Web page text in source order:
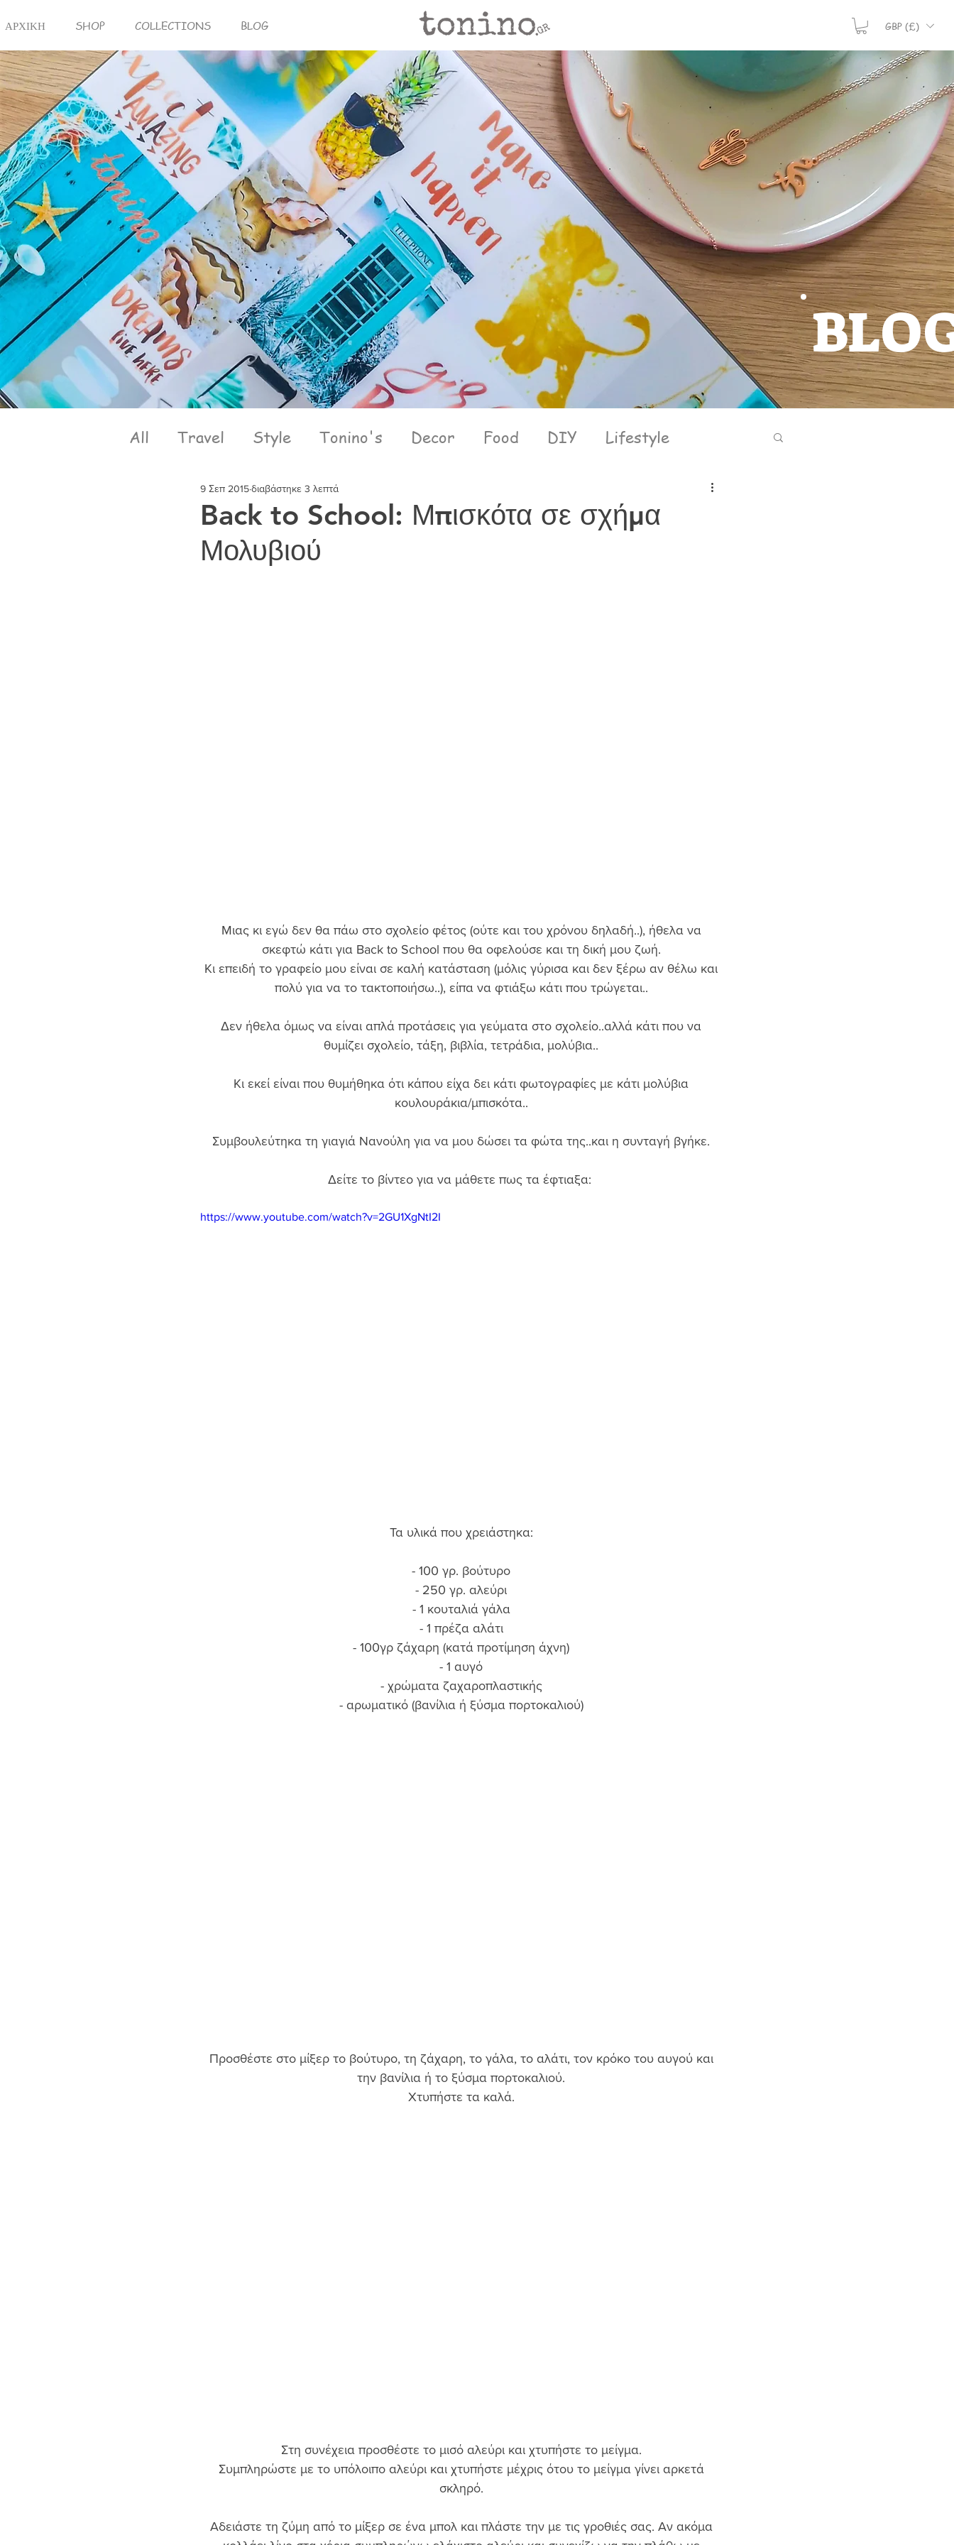
ΑΡΧΙΚΗ SHOP COLLECTIONS BLOG GBP (£)
BLOG
All Travel Style Tonino's Decor Food DIY Lifestyle
Back to School: Μπισκότα σε σχήμα
Μολυβιού
9 Σεπ 2015διαβάστηκε 3 λεπτά
Μιας κι εγώ δεν θα πάω στο σχολείο φέτος (ούτε και του χρόνου δηλαδή..), ήθελα να
σκεφτώ κάτι για Back to School που θα οφελούσε και τη δική μου ζωή.
Κι επειδή το γραφείο μου είναι σε καλή κατάσταση (μόλις γύρισα και δεν ξέρω αν θέλω και
πολύ για να το τακτοποιήσω..), είπα να φτιάξω κάτι που τρώγεται..
Δεν ήθελα όμως να είναι απλά προτάσεις για γεύματα στο σχολείο..αλλά κάτι που να
θυμίζει σχολείο, τάξη, βιβλία, τετράδια, μολύβια..
Κι εκεί είναι που θυμήθηκα ότι κάπου είχα δει κάτι φωτογραφίες με κάτι μολύβια
κουλουράκια/μπισκότα..
Συμβουλεύτηκα τη γιαγιά Νανούλη για να μου δώσει τα φώτα της..και η συνταγή βγήκε.
Δείτε το βίντεο για να μάθετε πως τα έφτιαξα:
https://www.youtube.com/watch?v=2GU1XgNtI2I
Τα υλικά που χρειάστηκα:
- 100 γρ. βούτυρο
- 250 γρ. αλεύρι
- 1 κουταλιά γάλα
- 1 πρέζα αλάτι
- 100γρ ζάχαρη (κατά προτίμηση άχνη)
- 1 αυγό
- χρώματα ζαχαροπλαστικής
- αρωματικό (βανίλια ή ξύσμα πορτοκαλιού)
Προσθέστε στο μίξερ το βούτυρο, τη ζάχαρη, το γάλα, το αλάτι, τον κρόκο του αυγού και
την βανίλια ή το ξύσμα πορτοκαλιού.
Χτυπήστε τα καλά.
Στη συνέχεια προσθέστε το μισό αλεύρι και χτυπήστε το μείγμα.
Συμπληρώστε με το υπόλοιπο αλεύρι και χτυπήστε μέχρις ότου το μείγμα γίνει αρκετά
σκληρό.
Αδειάστε τη ζύμη από το μίξερ σε ένα μπολ και πλάστε την με τις γροθιές σας. Αν ακόμα